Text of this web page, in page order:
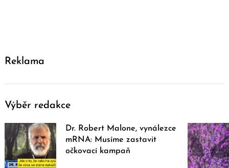
Reklama
Výběr redakce
Dr. Robert Malone, vynálezce
mRNA: Musíme zastavit
očkovací kampaň